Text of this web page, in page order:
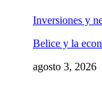
Inversiones y
Belice y la
agosto 3, 2026